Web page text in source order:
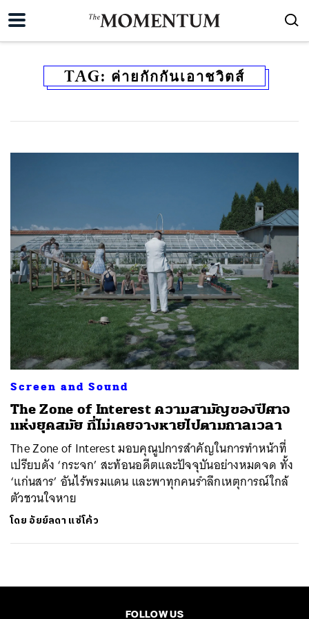
TAG: ค่ายกักกันเอาชวิตส์
Screen and Sound
The Zone of Interest ความสามัญของปีศาจ
แห่งยุคสมัย ที่ไม่เคยจางหายไปตามกาลเวลา
The Zone of Interest มอบคุณูปการสำคัญในการทำหน้าที่
เปรียบดัง ‘กระจก’ สะท้อนอดีตและปัจจุบันอย่างหมดจด ทั้ง
‘แก่นสาร’ อันไร้พรมแดน และพาทุกคนรำลึกเหตุการณ์ใกล้
ตัวชวนใจหาย
โดย อัยย์ลดา แซ่โค้ว
FOLLOW US
ค้นหา
SHARE TWEET LINE EMAIL